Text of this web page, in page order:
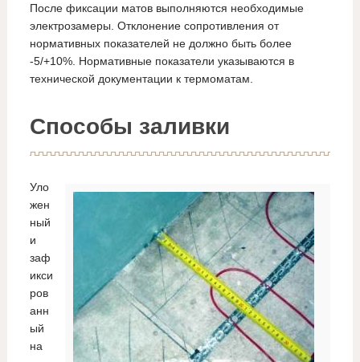
После фиксации матов выполняются необходимые
электрозамеры. Отклонение сопротивления от
нормативных показателей не должно быть более
-5/+10%. Нормативные показатели указываются в
технической документации к термоматам.
Способы заливки
Уло
жен
ный
и
заф
икси
ров
анн
ый
на